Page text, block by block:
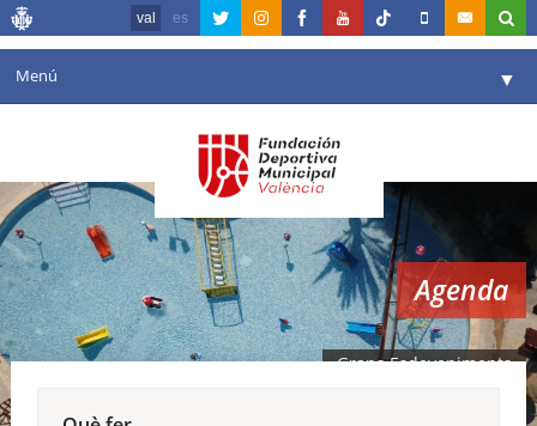
val es
Menú ▼
Agenda
Instal·lacions
Comunicació ▼
València en esport ▼
Agenda
Grans Esdeveniments